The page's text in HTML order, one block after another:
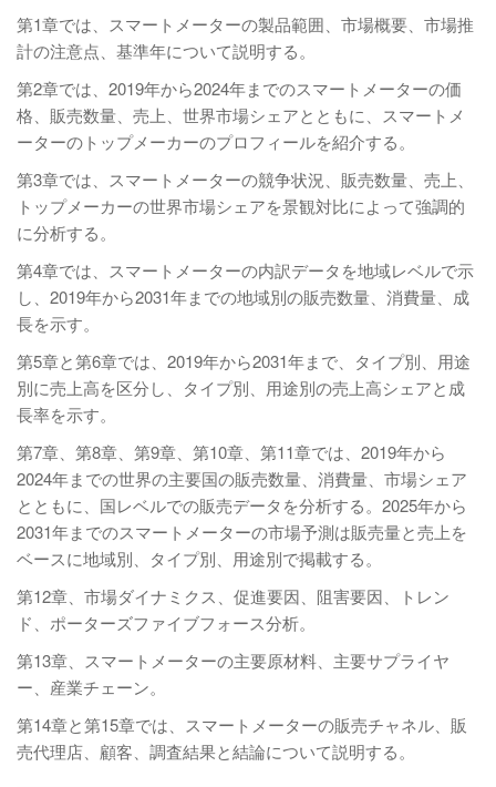
第1章では、スマートメーターの製品範囲、市場概要、市場推
計の注意点、基準年について説明する。
第2章では、2019年から2024年までのスマートメーターの価
格、販売数量、売上、世界市場シェアとともに、スマートメ
ーターのトップメーカーのプロフィールを紹介する。
第3章では、スマートメーターの競争状況、販売数量、売上、
トップメーカーの世界市場シェアを景観対比によって強調的
に分析する。
第4章では、スマートメーターの内訳データを地域レベルで示
し、2019年から2031年までの地域別の販売数量、消費量、成
長を示す。
第5章と第6章では、2019年から2031年まで、タイプ別、用途
別に売上高を区分し、タイプ別、用途別の売上高シェアと成
長率を示す。
第7章、第8章、第9章、第10章、第11章では、2019年から
2024年までの世界の主要国の販売数量、消費量、市場シェア
とともに、国レベルでの販売データを分析する。2025年から
2031年までのスマートメーターの市場予測は販売量と売上を
ベースに地域別、タイプ別、用途別で掲載する。
第12章、市場ダイナミクス、促進要因、阻害要因、トレン
ド、ポーターズファイブフォース分析。
第13章、スマートメーターの主要原材料、主要サプライヤ
ー、産業チェーン。
第14章と第15章では、スマートメーターの販売チャネル、販
売代理店、顧客、調査結果と結論について説明する。